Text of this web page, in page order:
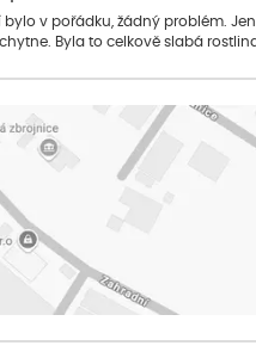
bylo v pořádku, žádný problém.
chytne. Byla to celkově slabá